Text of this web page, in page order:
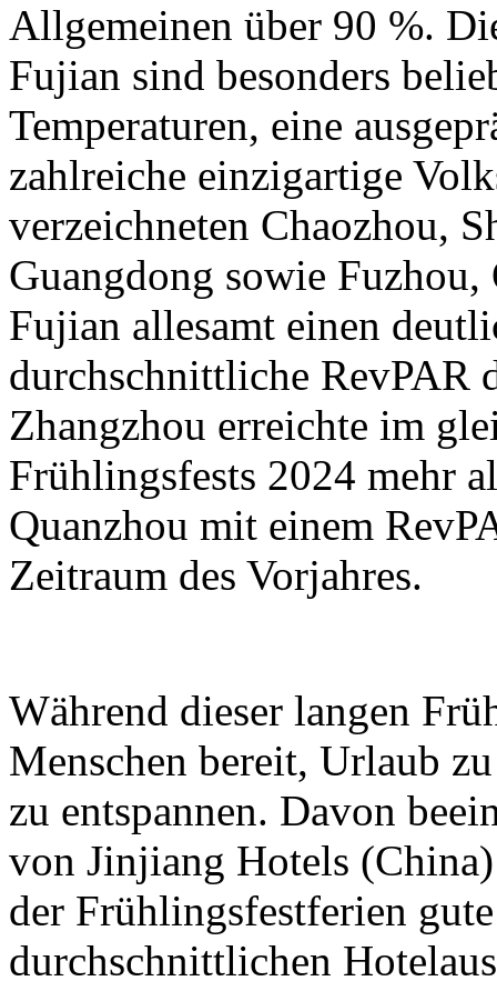
Allgemeinen über 90 %.
Fujian sind besonders
Temperaturen, eine
zahlreiche einzigartige
verzeichneten Chaozhou,
Guangdong sowie
Fujian allesamt einen
durchschnittliche RevPAR
Zhangzhou erreichte im
Frühlingsfests 2024 mehr
Quanzhou mit einem
Zeitraum des Vorjahres.
Während dieser langen
Menschen bereit, Urlaub
zu entspannen. Davon
von Jinjiang Hotels
der Frühlingsfestferien
durchschnittlichen